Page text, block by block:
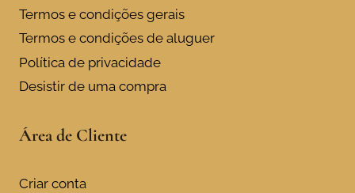
Termos e condições gerais
Termos e condições de aluguer
Política de privacidade
Desistir de uma compra
Área de Cliente
Criar conta